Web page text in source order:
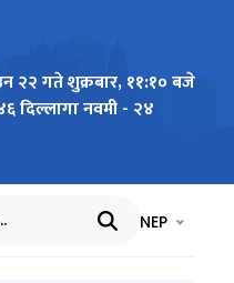
२२ गते शुक्रबार, ११:१० बजे
दिल्लागा नवमी - २४
भाषा चयन
NEP